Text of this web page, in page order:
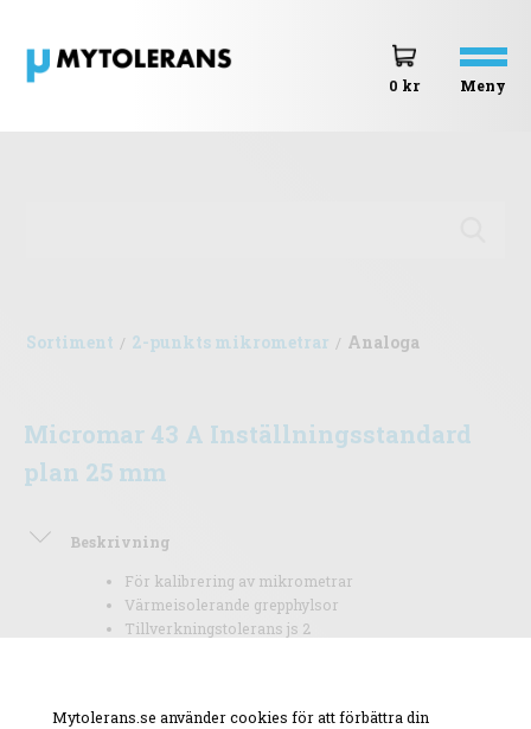
0 kr Meny
Sortiment / 2-punkts mikrometrar / Analoga
Micromar 43 A Inställningsstandard
plan 25 mm
Beskrivning
För kalibrering av mikrometrar
Värmeisolerande grepphylsor
Tillverkningstolerans js 2
Mytolerans.se använder cookies för att förbättra din